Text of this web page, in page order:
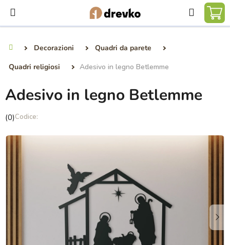
contenuto
Ricerca
Decorazioni
Quadri da parete
Quadri religiosi
Adesivo in legno Betlemme
Adesivo in legno Betlemme
La
media
(0)